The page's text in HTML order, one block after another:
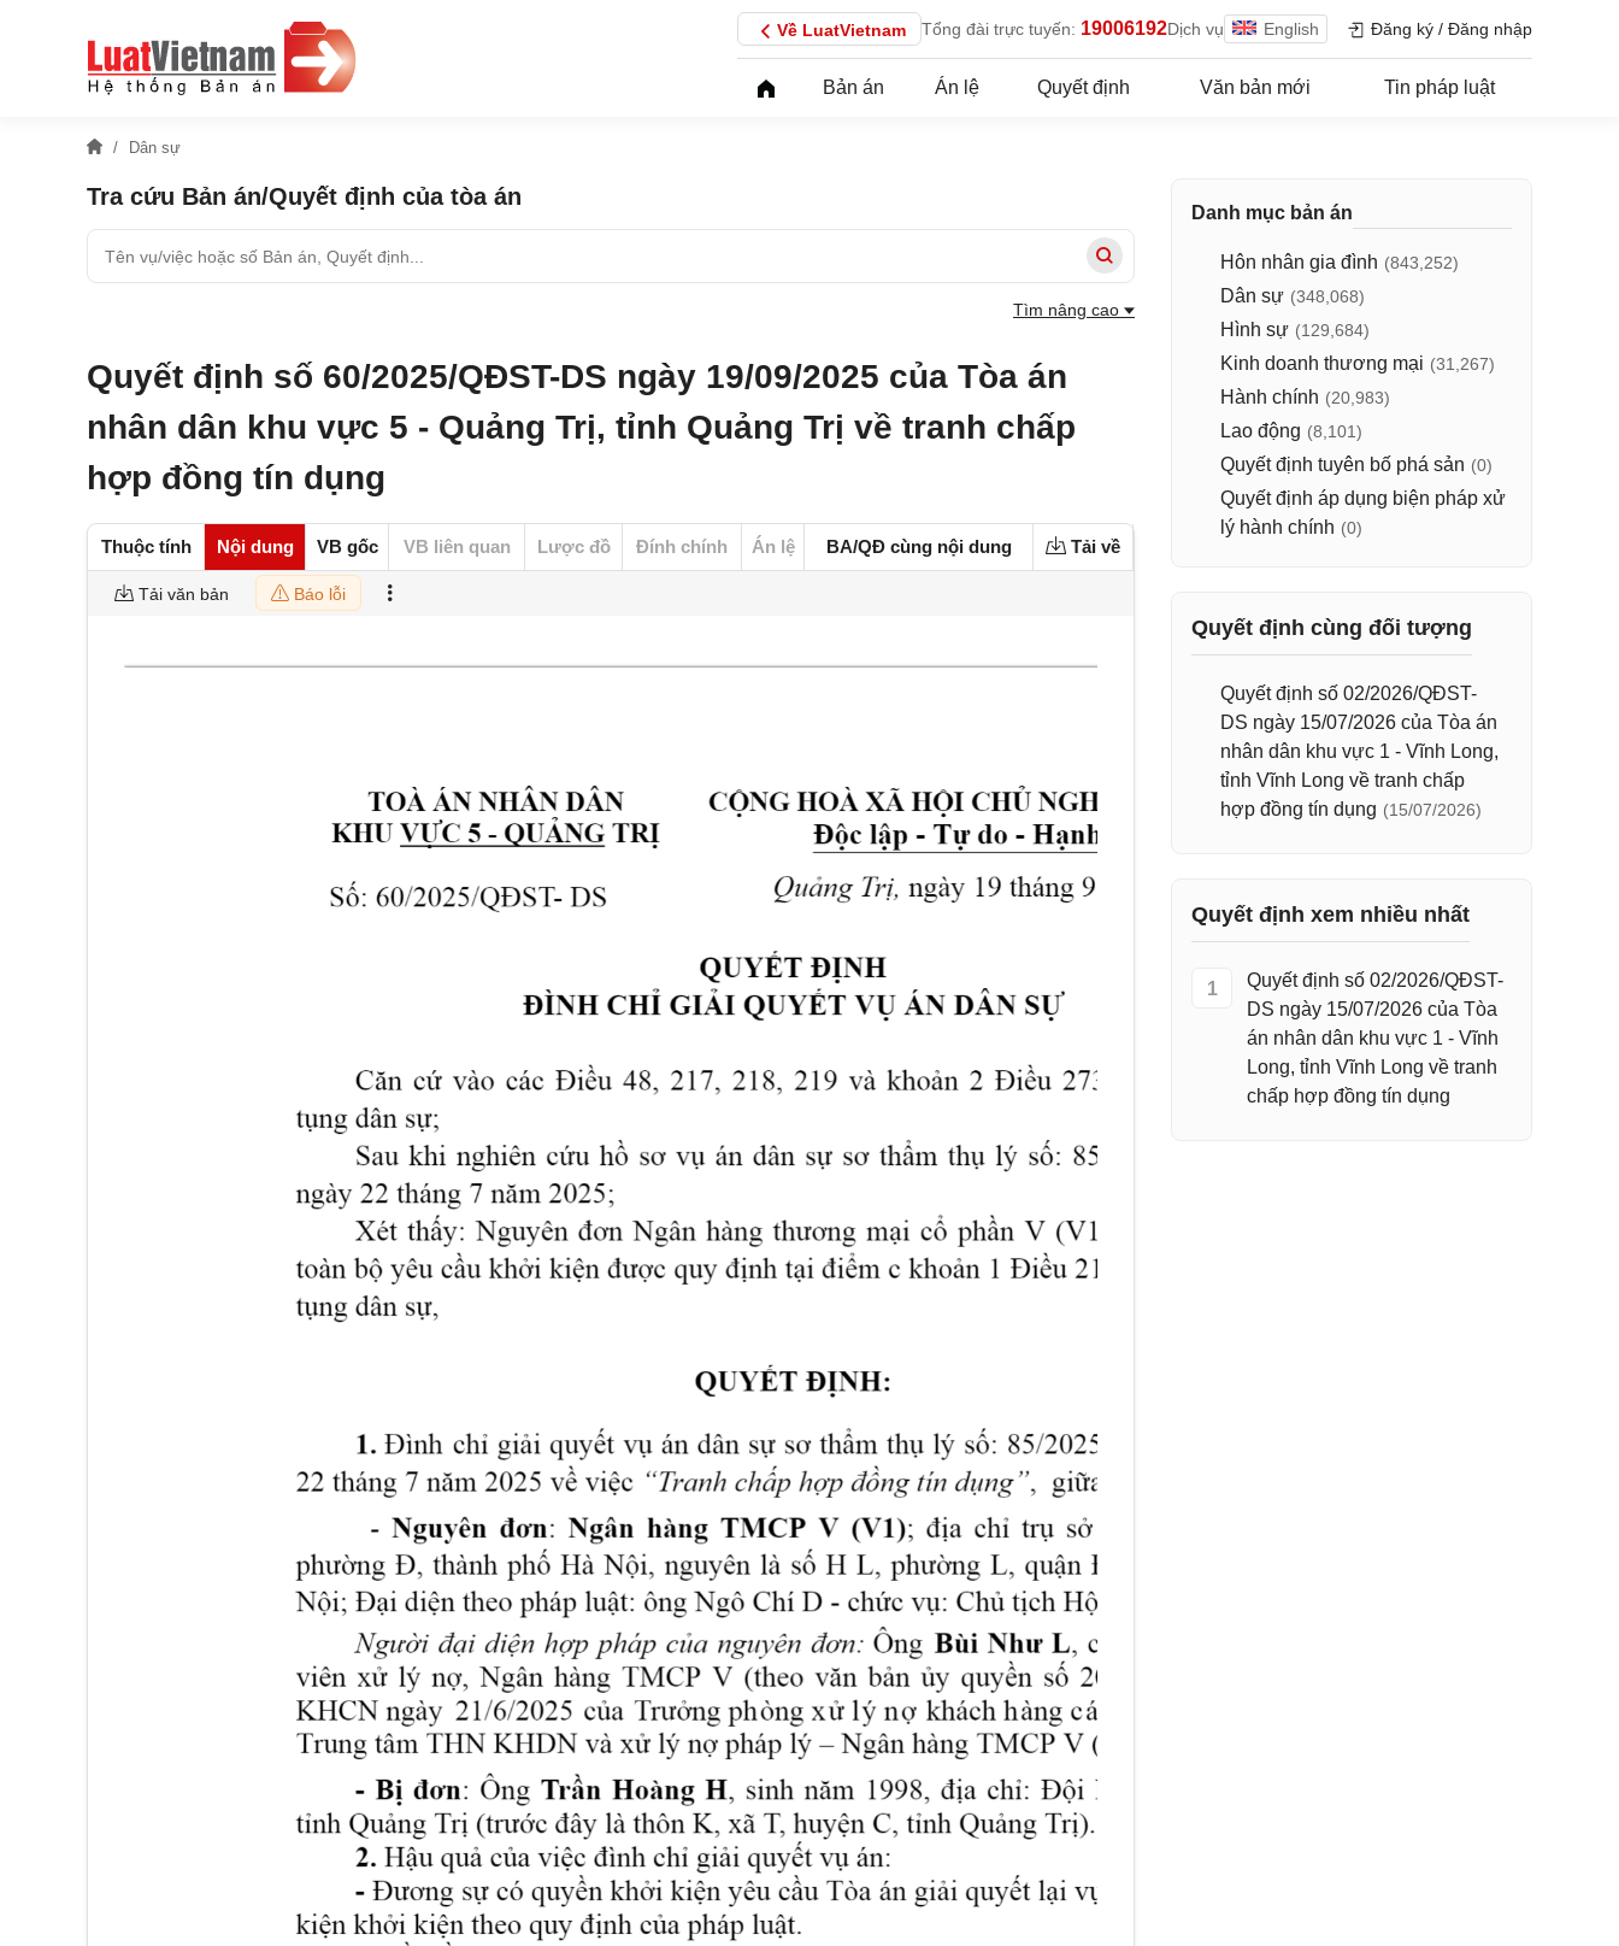
Về LuatVietnam Tổng đài trực tuyến: 19006192Dịch vụ English Đăng ký / Đăng nhập
Bản án Án lệ Quyết định Văn bản mới Tin pháp luật
Dân sự
Tra cứu Bản án/Quyết định của tòa án
Tìm nâng cao
Quyết định số 60/2025/QĐST-DS ngày 19/09/2025 của Tòa án
nhân dân khu vực 5 - Quảng Trị, tỉnh Quảng Trị về tranh chấp
hợp đồng tín dụng
Thuộc tính Nội dung VB gốc VB liên quan Lược đồ Đính chính Án lệ BA/QĐ cùng nội dung Tải về
Tải văn bản Báo lỗi
Danh mục bản án
Hôn nhân gia đình (843,252)
Dân sự (348,068)
Hình sự (129,684)
Kinh doanh thương mại (31,267)
Hành chính (20,983)
Lao động (8,101)
Quyết định tuyên bố phá sản (0)
Quyết định áp dụng biện pháp xử
lý hành chính (0)
Quyết định cùng đối tượng
Quyết định số 02/2026/QĐST-
DS ngày 15/07/2026 của Tòa án
nhân dân khu vực 1 - Vĩnh Long,
tỉnh Vĩnh Long về tranh chấp
hợp đồng tín dụng (15/07/2026)
Quyết định xem nhiều nhất
1
Quyết định số 02/2026/QĐST-
DS ngày 15/07/2026 của Tòa
án nhân dân khu vực 1 - Vĩnh
Long, tỉnh Vĩnh Long về tranh
chấp hợp đồng tín dụng